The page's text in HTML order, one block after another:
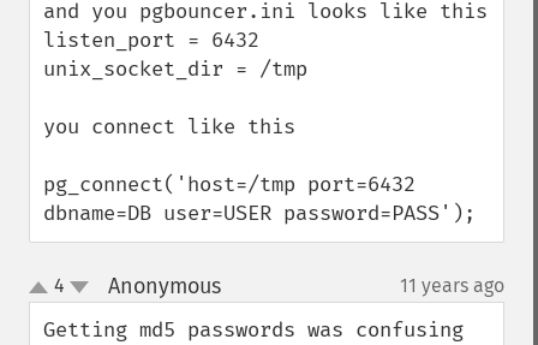
and you pgbouncer.ini looks like this
listen_port = 6432
unix_socket_dir = /tmp
you connect like this
pg_connect('host=/tmp port=6432
dbname=DB user=USER password=PASS');
up
down
4 Anonymous¶ 11 years ago
Getting md5 passwords was confusing